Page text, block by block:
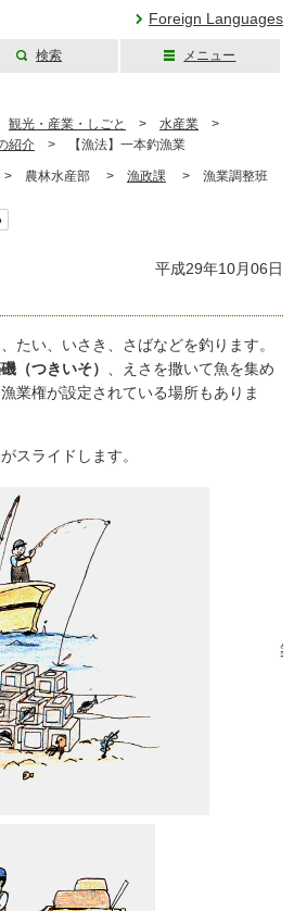
Foreign Languages
検索 メニュー
観光・産業・しごと > 水産業 >
紹介 > 【漁法】一本釣漁業
> 農林水産部 > 漁政課 > 漁業調整班
平成29年10月06日
たい、いさき、さばなどを釣ります。
（つきいそ）
、えさを撒いて魚を集め
業権が設定されている場所もありま
スライドします。